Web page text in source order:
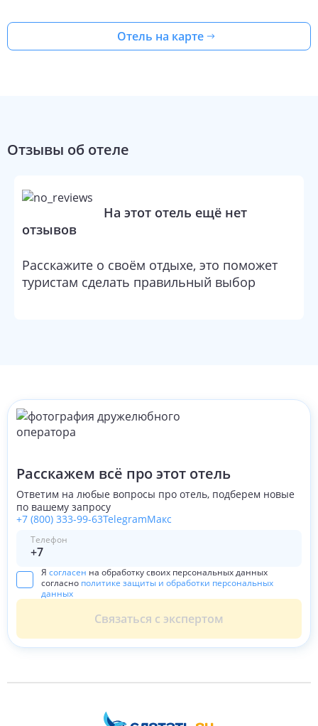
Отель на карте
Отзывы об отеле
На этот отель ещё нет
отзывов
Расскажите о своём отдыхе, это поможет
туристам сделать правильный выбор
Расскажем всё про этот отель
Ответим на любые вопросы про отель, подберем новые
по вашему запросу
+7 (800) 333-99-63TelegramМакс
Телефон
Я согласен на обработку своих персональных данных
согласно политике защиты и обработки персональных
данных
Связаться с экспертом